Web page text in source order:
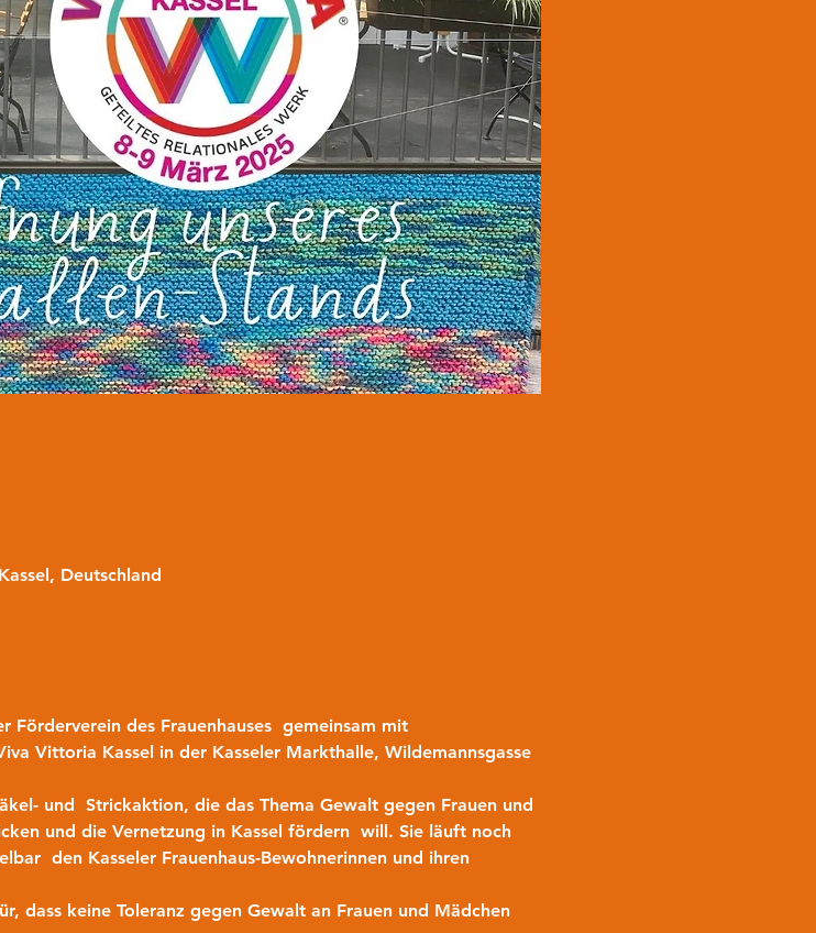
Deutschland
Förderverein des Frauenhauses  gemeinsam mit
Vittoria Kassel in der Kasseler Markthalle, Wildemannsgasse
und  Strickaktion, die das Thema Gewalt gegen Frauen und
und die Vernetzung in Kassel fördern  will. Sie läuft noch
den Kasseler Frauenhaus-Bewohnerinnen und ihren
dass keine Toleranz gegen Gewalt an Frauen und Mädchen